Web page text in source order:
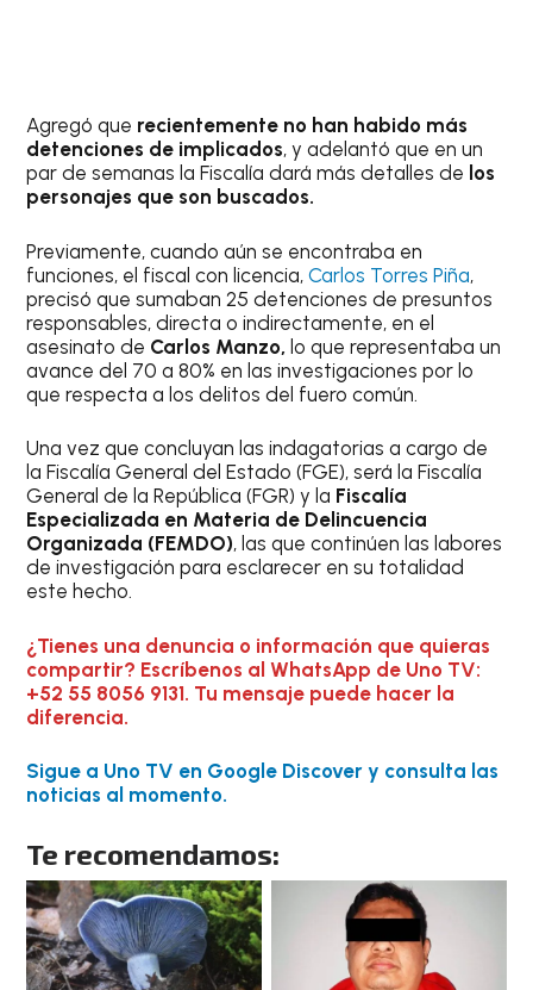
Agregó que recientemente no han habido más
detenciones de implicados, y adelantó que en un
par de semanas la Fiscalía dará más detalles de los
personajes que son buscados.
Previamente, cuando aún se encontraba en
funciones, el fiscal con licencia,Carlos Torres Piña,
precisó que sumaban 25 detenciones de presuntos
responsables, directa o indirectamente, en el
asesinato de Carlos Manzo, lo que representaba un
avance del 70 a 80% en las investigaciones por lo
que respecta a los delitos del fuero común.
Una vez que concluyan las indagatorias a cargo de
la Fiscalía General del Estado (FGE), será la Fiscalía
General de la República (FGR) y la Fiscalía
Especializada en Materia de Delincuencia
Organizada (FEMDO), las que continúen las labores
de investigación para esclarecer en su totalidad
este hecho.
¿Tienes una denuncia o información que quieras
compartir? Escríbenos al WhatsApp de Uno TV:
+52 55 8056 9131. Tu mensaje puede hacer la
diferencia.
Sigue a Uno TV en Google Discover y consulta las
noticias al momento.
Te recomendamos: